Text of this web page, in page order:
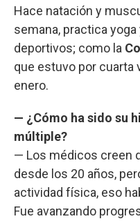
Hace natación y
semana, practica
deportivos; como la
que estuvo por cuarta
enero.
— ¿Cómo ha sido su
múltiple?
— Los médicos creen
desde los 20 años,
actividad física, eso
Fue avanzando